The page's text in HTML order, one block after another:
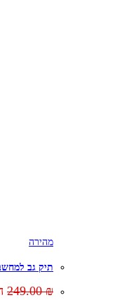
מהירה
תיק גב
249.00₪